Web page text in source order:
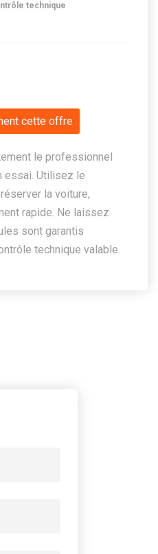
technique
cette offre
le professionnel
essai. Utilisez le
la voiture,
rapide. Ne laissez
sont garantis
technique valable.